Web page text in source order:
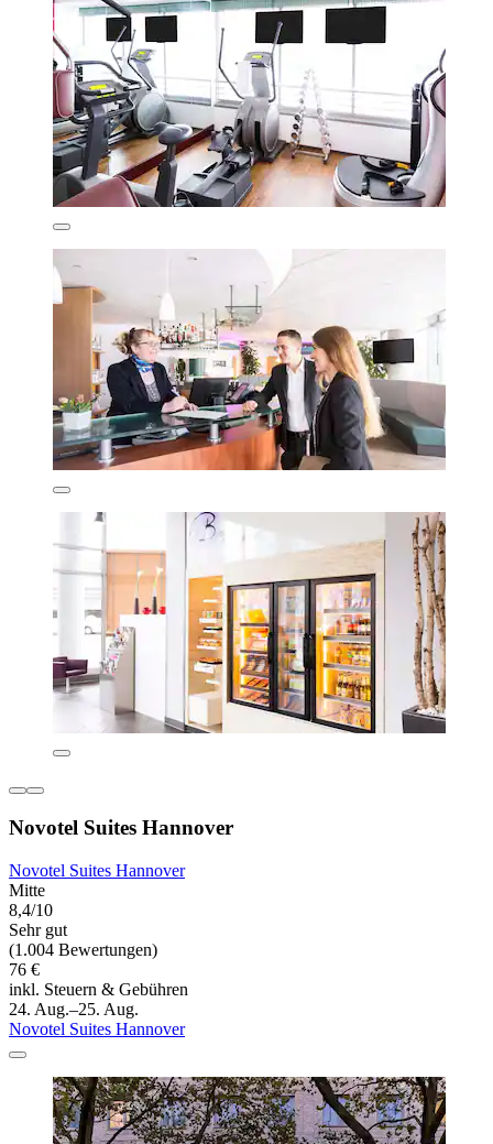
Novotel Suites Hannover
Novotel Suites Hannover
Mitte
8,4/10
Sehr gut
(1.004 Bewertungen)
76 €
inkl. Steuern & Gebühren
24. Aug.–25. Aug.
Novotel Suites Hannover